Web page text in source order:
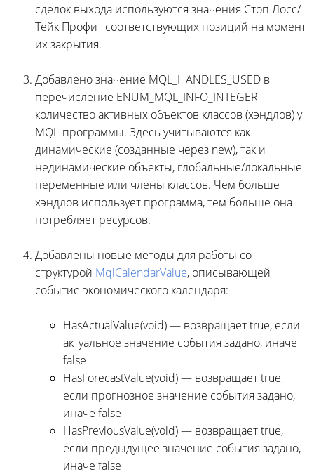
сделок выхода используются значения Стоп Лосс/
Тейк Профит соответствующих позиций на момент
их закрытия.
Добавлено значение MQL_HANDLES_USED в
перечисление ENUM_MQL_INFO_INTEGER —
количество активных объектов классов (хэндлов) у
MQL-программы. Здесь учитываются как
динамические (созданные через new), так и
нединамические объекты, глобальные/локальные
переменные или члены классов. Чем больше
хэндлов использует программа, тем больше она
потребляет ресурсов.
Добавлены новые методы для работы со
структурой MqlCalendarValue, описывающей
событие экономического календаря:
HasActualValue(void) — возвращает true, если
актуальное значение события задано, иначе
false
HasForecastValue(void) — возвращает true,
если прогнозное значение события задано,
иначе false
HasPreviousValue(void) — возвращает true,
если предыдущее значение события задано,
иначе false